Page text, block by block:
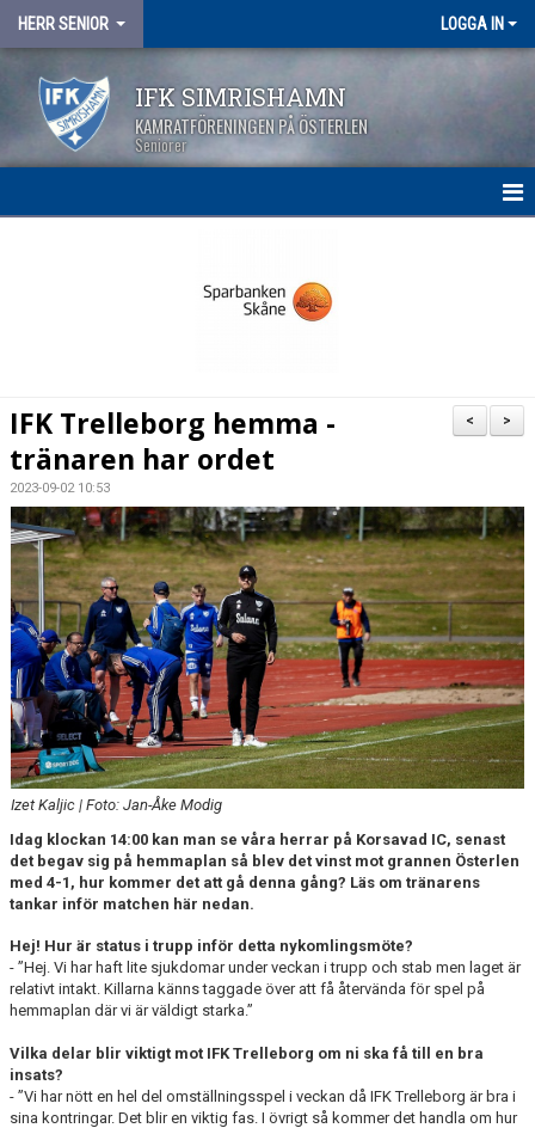
HERR SENIOR LOGGA IN
IFK SIMRISHAMN
KAMRATFÖRENINGEN PÅ ÖSTERLEN
Seniorer
TRUPPEN
BILDGALLERI
DOKUMENT
>
<
IFK Trelleborg hemma -
tränaren har ordet
2023-09-02 10:53
Izet Kaljic | Foto: Jan-Åke Modig
Idag klockan 14:00 kan man se våra herrar på Korsavad IC, senast
det begav sig på hemmaplan så blev det vinst mot grannen Österlen
med 4-1, hur kommer det att gå denna gång? Läs om tränarens
tankar inför matchen här nedan.
Hej! Hur är status i trupp inför detta nykomlingsmöte?
- ”Hej. Vi har haft lite sjukdomar under veckan i trupp och stab men laget är
relativt intakt. Killarna känns taggade över att få återvända för spel på
hemmaplan där vi är väldigt starka.”
Vilka delar blir viktigt mot IFK Trelleborg om ni ska få till en bra
insats?
- ”Vi har nött en hel del omställningsspel i veckan då IFK Trelleborg är bra i
sina kontringar. Det blir en viktig fas. I övrigt så kommer det handla om hur